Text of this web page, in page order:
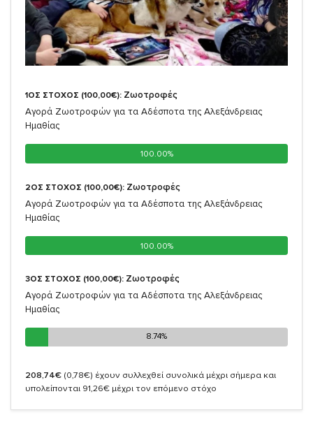
1ΟΣ ΣΤΟΧΟΣ (100,00€): Ζωοτροφές
Αγορά Ζωοτροφών για τα Αδέσποτα της Αλεξάνδρειας
Ημαθίας
100.00%
100.00%
2ΟΣ ΣΤΟΧΟΣ (100,00€): Ζωοτροφές
Αγορά Ζωοτροφών για τα Αδέσποτα της Αλεξάνδρειας
Ημαθίας
100.00%
100.00%
3ΟΣ ΣΤΟΧΟΣ (100,00€): Ζωοτροφές
Αγορά Ζωοτροφών για τα Αδέσποτα της Αλεξάνδρειας
Ημαθίας
8.74%
8.74%
208,74€ (0,78€) έχουν συλλεχθεί συνολικά μέχρι σήμερα και
υπολείπονται 91,26€ μέχρι τον επόμενο στόχο